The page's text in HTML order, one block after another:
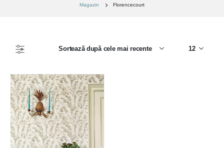
Magazin Florencecourt